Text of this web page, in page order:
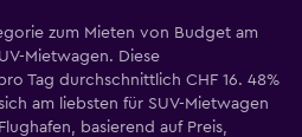
zum Mieten von Budget am
Mietwagen. Diese
Tag durchschnittlich CHF 16. 48%
am liebsten für SUV-Mietwagen
basierend auf Preis,